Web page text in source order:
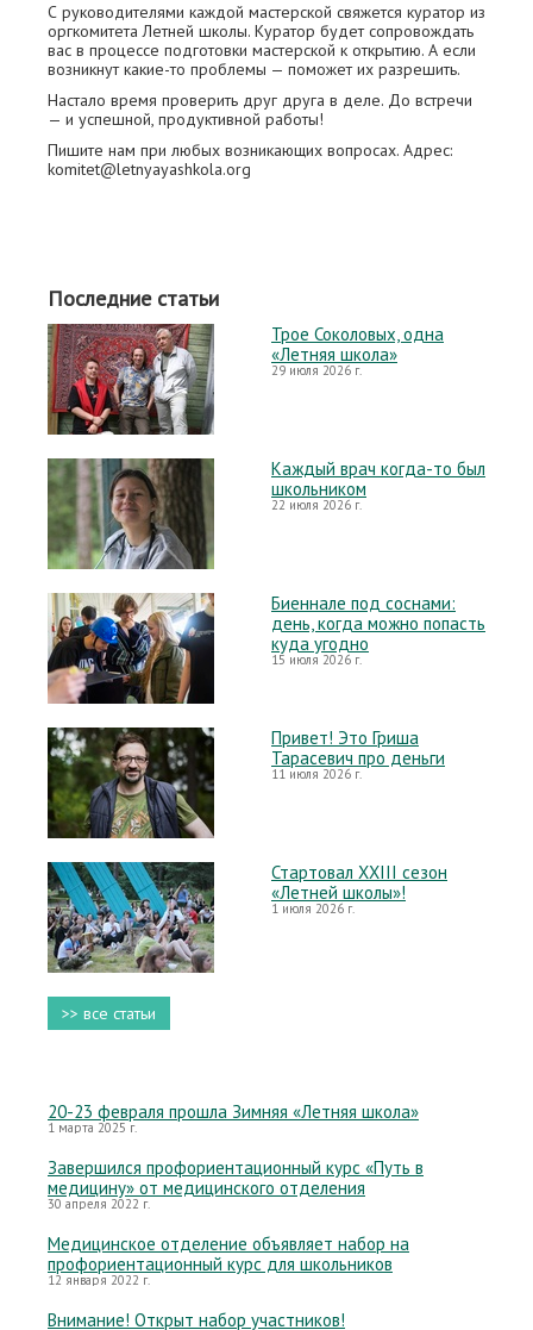
С руководителями каждой мастерской свяжется куратор из
оргкомитета Летней школы. Куратор будет сопровождать
вас в процессе подготовки мастерской к открытию. А если
возникнут какие-то проблемы — поможет их разрешить.
Настало время проверить друг друга в деле. До встречи
— и успешной, продуктивной работы!
Пишите нам при любых возникающих вопросах. Адрес:
komitet@letnyayashkola.org
Последние статьи
Трое Соколовых, одна
«Летняя школа»
29 июля 2026 г.
Каждый врач когда-то был
школьником
22 июля 2026 г.
Биеннале под соснами:
день, когда можно попасть
куда угодно
15 июля 2026 г.
Привет! Это Гриша
Тарасевич про деньги
11 июля 2026 г.
Стартовал XXIII сезон
«Летней школы»!
1 июля 2026 г.
>> все статьи
20-23 февраля прошла Зимняя «Летняя школа»
1 марта 2025 г.
Завершился профориентационный курс «Путь в
медицину» от медицинского отделения
30 апреля 2022 г.
Медицинское отделение объявляет набор на
профориентационный курс для школьников
12 января 2022 г.
Внимание! Открыт набор участников!